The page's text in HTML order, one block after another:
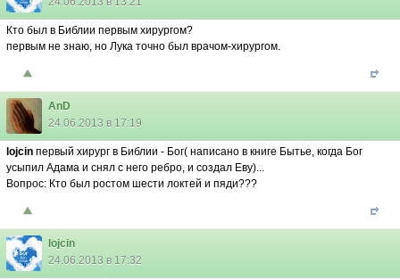
Кто был в Библии первым хирургом?
первым не знаю, но Лука точно был врачом-хирургом.
AnD
24.06.2013 в 17:19
lojcin первый хирург в Библии - Бог( написано в книге Бытье, когда Бог
усыпил Адама и снял с него ребро, и создал Еву)...
Вопрос: Кто был ростом шести локтей и пяди???
lojcin
24.06.2013 в 17:32